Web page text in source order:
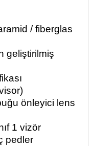
/ fiberglas
geliştirilmiş
önleyici lens
1 vizör
pedler